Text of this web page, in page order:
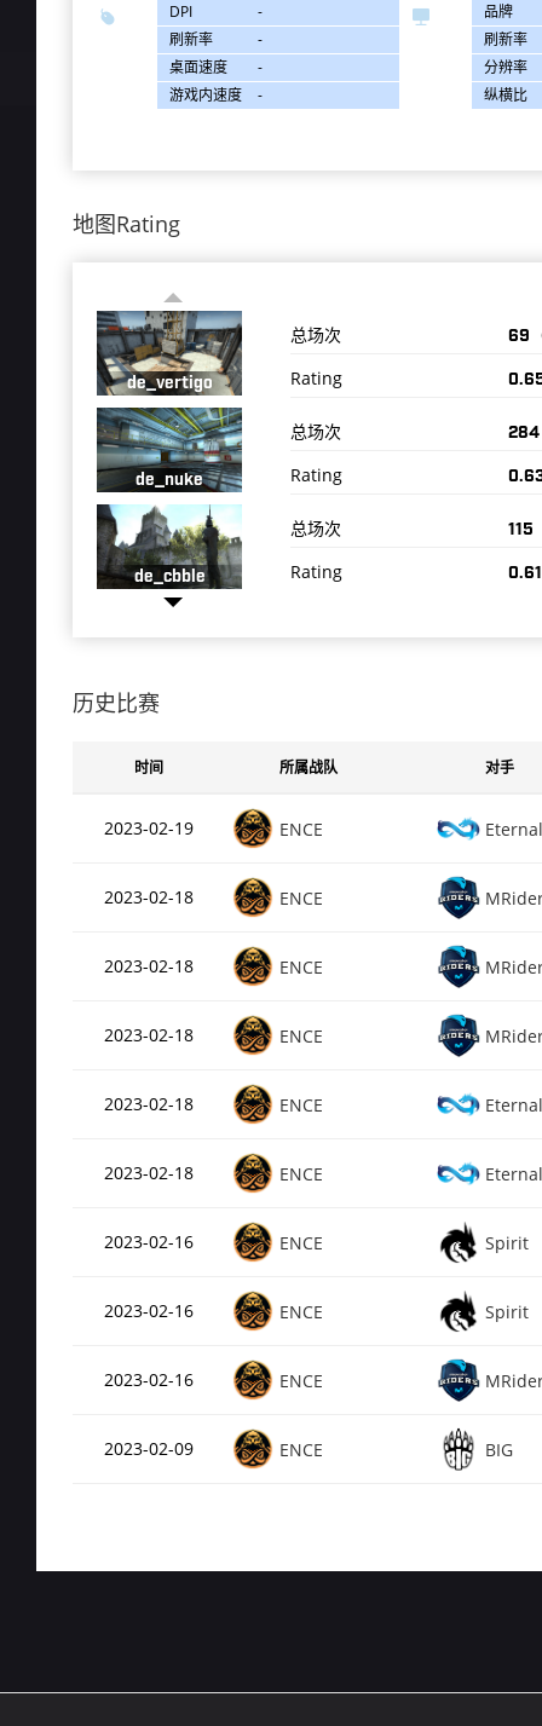

DPI
-
刷新率
-
桌面速度
-
游戏内速度
-

品牌
刷新率
分辨率
纵横比
地图Rating
de_vertigo
总场次 69
Rating
de_nuke
总场次 284
Rating
de_cbble
总场次 115
Rating 0.61
de_overpass Rating
总场次
de_mirage Rating
总场次 30
历史比赛
时间 所属战队 对手
2023-02-19 ENCE
2023-02-18 ENCE
2023-02-18 ENCE
2023-02-18 ENCE
2023-02-18 ENCE
2023-02-18 ENCE
2023-02-16 ENCE Spirit
2023-02-16 ENCE Spirit
2023-02-16 ENCE
2023-02-09 ENCE BIG